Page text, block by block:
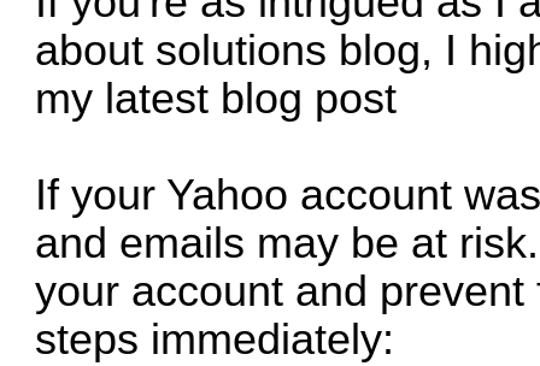
about solutions blog, I
my latest blog post
If your Yahoo account
and emails may be at
your account and
steps immediately: